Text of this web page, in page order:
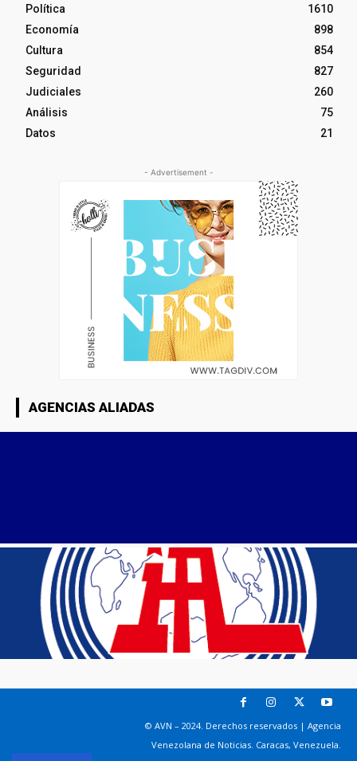
Política
1610
Economía
898
Cultura
854
Seguridad
827
Judiciales
260
Análisis
75
Datos
21
- Advertisement -
AGENCIAS ALIADAS
© AVN – 2024. Derechos reservados | Agencia
Venezolana de Noticias. Caracas, Venezuela.